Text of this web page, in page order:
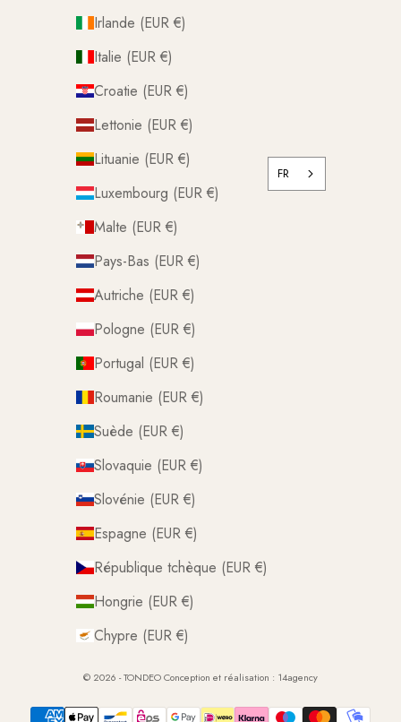
Irlande (EUR €)
Italie (EUR €)
Croatie (EUR €)
Lettonie (EUR €)
Lituanie (EUR €)
Luxembourg (EUR €)
Malte (EUR €)
Pays-Bas (EUR €)
Autriche (EUR €)
Pologne (EUR €)
Portugal (EUR €)
Roumanie (EUR €)
Suède (EUR €)
Slovaquie (EUR €)
Slovénie (EUR €)
Espagne (EUR €)
République tchèque (EUR €)
Hongrie (EUR €)
Chypre (EUR €)
FR
© 2026 - TONDEO Conception et réalisation : 14agency